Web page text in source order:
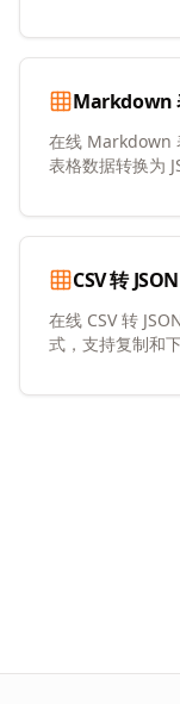
Markdown
在线 Markdown
表格数据转换为
CSV 转 JSON
在线 CSV 转
式，支持复制和